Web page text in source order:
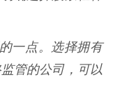
一点。选择拥有
管的公司，可以